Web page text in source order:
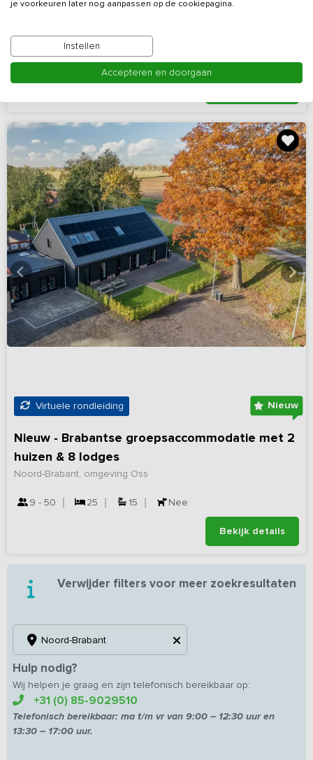
20 - 66 27 27 Nee
Virtuele rondleiding Nieuw
Nieuw - Brabantse groepsaccommodatie met 2
huizen & 8 lodges
Noord-Brabant, omgeving Oss
9 - 50 25 15 Nee
Bekijk details
Verwijder filters voor meer zoekresultaten
Noord-Brabant
Hulp nodig?
Wij helpen je graag en zijn telefonisch bereikbaar op:
+31 (0) 85-9029510
Telefonisch bereikbaar: ma t/m vr van 9:00 – 12:30 uur en
13:30 – 17:00 uur.
je voorkeuren later nog aanpassen op de cookiepagina.
Instellen
Accepteren en doorgaan